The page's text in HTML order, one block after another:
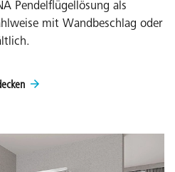
Pendelflügellösung als
mit Wandbeschlag oder